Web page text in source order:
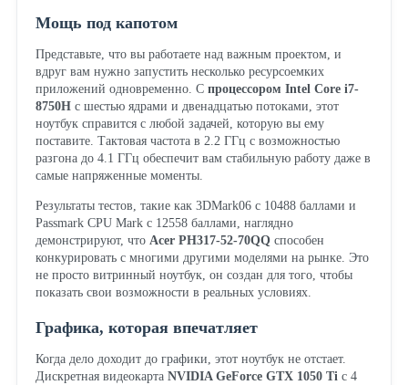
Мощь под капотом
Представьте, что вы работаете над важным проектом, и
вдруг вам нужно запустить несколько ресурсоемких
приложений одновременно. С процессором Intel Core i7-
8750Hс шестью ядрами и двенадцатью потоками, этот
ноутбук справится с любой задачей, которую вы ему
поставите. Тактовая частота в 2.2 ГГц с возможностью
разгона до 4.1 ГГц обеспечит вам стабильную работу даже в
самые напряженные моменты.
Результаты тестов, такие как 3DMark06 с 10488 баллами и
Passmark CPU Mark с 12558 баллами, наглядно
демонстрируют, что Acer PH317-52-70QQспособен
конкурировать с многими другими моделями на рынке. Это
не просто витринный ноутбук, он создан для того, чтобы
показать свои возможности в реальных условиях.
Графика, которая впечатляет
Когда дело доходит до графики, этот ноутбук не отстает.
Дискретная видеокарта NVIDIA GeForce GTX 1050 Ti с 4